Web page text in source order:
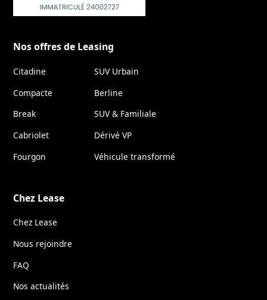
Nos offres de Leasing
Citadine
SUV Urbain
Compacte
Berline
Break
SUV & Familiale
Cabriolet
Dérivé VP
Fourgon
Véhicule transformé
Chez Lease
Chez Lease
Nous rejoindre
FAQ
Nos actualités